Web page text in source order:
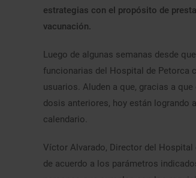
estrategias con el propósito de
vacunación.
Luego de algunas semanas desde
funcionarias del Hospital de Petorca
usuarios. Aluden a que, gracias a
dosis anteriores, hoy están logrando
calendario.
Víctor Alvarado, Director del
de acuerdo a los parámetros